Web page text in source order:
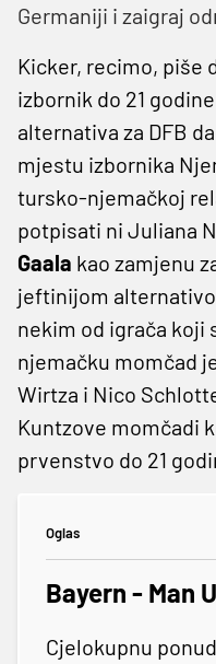
Germaniji i zaigraj
Kicker, recimo, piše
izbornik do 21
alternativa za DFB
mjestu izbornika
tursko-njemačkoj
potpisati ni Juliana
Gaala kao zamjenu
jeftinijom
nekim od igrača koji
njemačku momčad
Wirtza i Nico
Kuntzove momčadi
prvenstvo do 21
Oglas
Bayern - Man
Cjelokupnu